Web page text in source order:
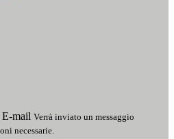
E-mail Verrà inviato un messaggio
necessarie.